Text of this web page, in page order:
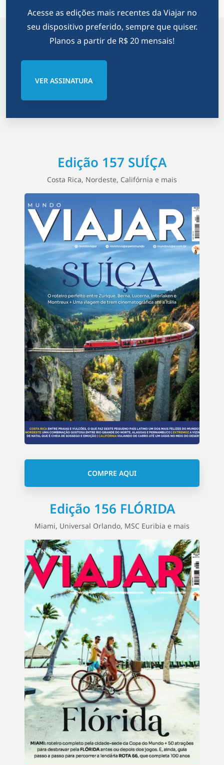
Acesse as edições mais recentes da Viajar no
seu dispositivo preferido, sempre que quiser.
Planos a partir de R$ 20 mensais!
VER ASSINATURA
Edição 157 SUÍÇA
Costa Rica, Nordeste, Califórnia e mais
COMPRE AQUI
Edição 156 FLÓRIDA
Miami, Universal Orlando, MSC Euribia e mais